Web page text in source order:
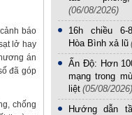
báo
lở hay
án
đã góp
chống
(06/08/2026)
16h chiều 6-
Hòa Bình xả lũ
Ấn Độ: Hơn
mạng trong
liệt (05/08/2026)
Hướng dẫn